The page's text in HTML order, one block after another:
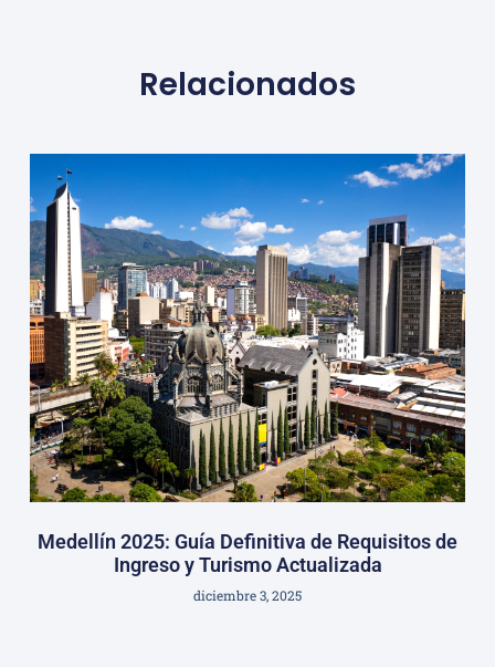
Relacionados
Medellín 2025: Guía Definitiva de Requisitos de
Ingreso y Turismo Actualizada
diciembre 3, 2025